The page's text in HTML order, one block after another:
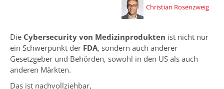
Christian Rosenzweig
Die Cybersecurity von Medizinprodukten ist nicht nur
ein Schwerpunkt der FDA, sondern auch anderer
Gesetzgeber und Behörden, sowohl in den US als auch
anderen Märkten.
Das ist nachvollziehbar,